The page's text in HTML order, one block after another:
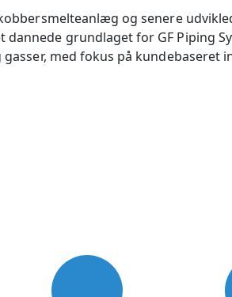
og senere
grundlaget for GF Piping
med fokus på kundebaseret